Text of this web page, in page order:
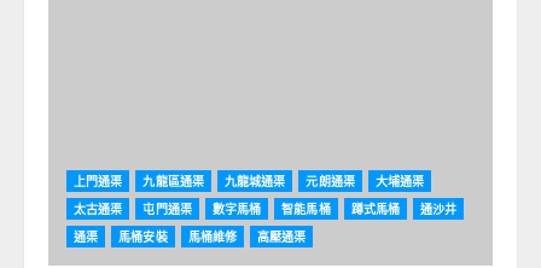
上門通渠 九龍區通渠 九龍城通渠 元朗通渠
大埔通渠
太古通渠
屯門通渠 數字馬桶 智能馬桶 蹲式馬桶
通沙井
通渠
馬桶安裝 馬桶維修 高壓通渠